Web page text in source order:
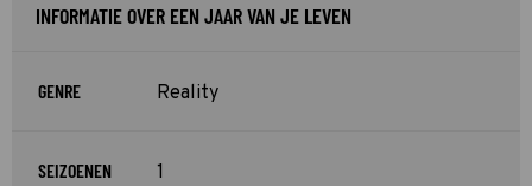
INFORMATIE OVER EEN JAAR VAN JE LEVEN
GENRE Reality
SEIZOENEN 1